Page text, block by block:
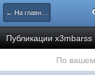
← На главную
Публикации x3mbarss
По